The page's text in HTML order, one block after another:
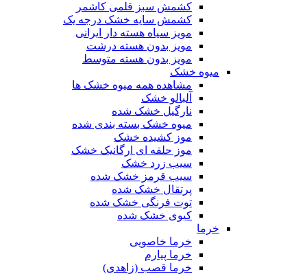
کشمش سبز قلمی کاشمر
کشمش سایه خشک درجه یک
مویز سیاه هسته دار ایرانی
مویز بدون هسته درشت
مویز بدون هسته متوسط
میوه خشک
مشاهده همه میوه خشک ها
آلبالو خشک
نارگیل خشک شده
میوه خشک بسته بندی شده
موز کشیده خشک
موز حلقه ای ارگانیک خشک
سیب زرد خشک
سیب قرمز خشک شده
پرتقال خشک شده
توت فرنگی خشک شده
کیوی خشک شده
خرما
خرما خاصویی
خرما پیارم
خرما قصب (زاهدی)